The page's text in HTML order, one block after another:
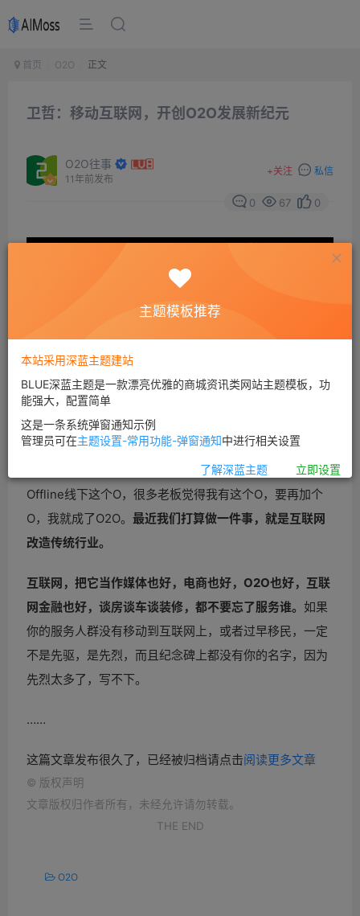
首页 O2O 正文
卫哲：移动互联网，开创O2O发展新纪元
O2O往事
11年前发布
+关注 私信
0 67 0
O2O的来源，是因为它已经有了一个O，尤其是
Offline线下这个O，很多老板觉得我有这个O，要再加个
O，我就成了O2O。 最近我们打算做一件事，就是互联网
改造传统行业。
互联网，把它当作媒体也好，电商也好， O2O也好，互联
网金融也好，谈房谈车谈装修，都不要忘了服务谁。 如果
你的服务人群没有移动到互联网上，或者过早移民，一定
不是先驱，是先烈，而且纪念碑上都没有你的名字，因为
先烈太多了，写不下。
……
这篇文章发布很久了，已经被归档请点击阅读更多文章
© 版权声明
文章版权归作者所有，未经允许请勿转载。
THE END
O2O
主题模板推荐
本站采用深蓝主题建站
BLUE深蓝主题是一款漂亮优雅的商城资讯类网站主题模板，功
能强大，配置简单
这是一条系统弹窗通知示例
管理员可在主题设置-常用功能-弹窗通知中进行相关设置
了解深蓝主题 立即设置